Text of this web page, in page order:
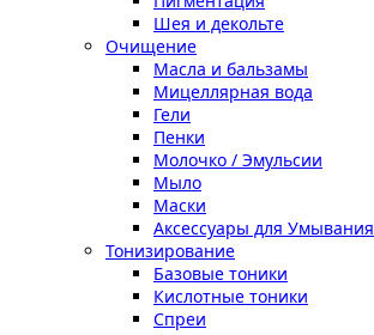
Шея и декольте
Очищение
Масла и бальзамы
Мицеллярная вода
Гели
Пенки
Молочко / Эмульсии
Мыло
Маски
Аксессуары для Умывания
Тонизирование
Базовые тоники
Кислотные тоники
Спреи